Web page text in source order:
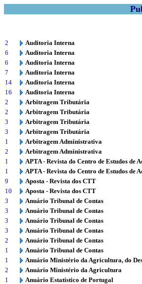
2
Auditoria Interna
6
Auditoria Interna
6
Auditoria Interna
7
Auditoria Interna
14
Auditoria Interna
16
Auditoria Interna
2
Arbitragem Tributária
2
Arbitragem Tributária
3
Arbitragem Tributária
3
Arbitragem Tributária
1
Arbitragem Administrativa
2
Arbitragem Administrativa
1
APTA - Revista do Centro de Estudos de
1
APTA - Revista do Centro de Estudos de
9
Aposta - Revista dos CTT
10
Aposta - Revista dos CTT
3
Anuário Tribunal de Contas
3
Anuário Tribunal de Contas
3
Anuário Tribunal de Contas
3
Anuário Tribunal de Contas
2
Anuário Tribunal de Contas
1
Anuário Tribunal de Contas
1
Anuário Ministério da Agricultura, do
2
Anuário Ministério da Agricultura
1
Anuário Estatístico de Portugal